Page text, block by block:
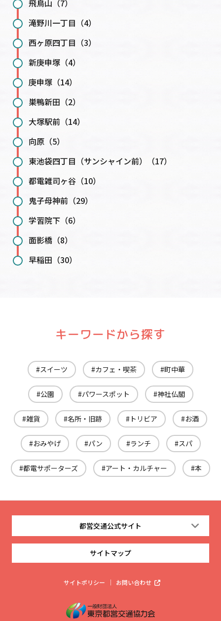
飛鳥山（7）
滝野川一丁目（4）
西ヶ原四丁目（3）
新庚申塚（4）
庚申塚（14）
巣鴨新田（2）
大塚駅前（14）
向原（5）
東池袋四丁目（サンシャイン前）（17）
都電雑司ヶ谷（10）
鬼子母神前（29）
学習院下（6）
面影橋（8）
早稲田（30）
キーワードから探す
スイーツ カフェ・喫茶 町中華
公園 パワースポット 神社仏閣
雑貨 名所・旧跡 トリビア お酒
おみやげ パン ランチ スパ
都電サポーターズ アート・カルチャー 本
都営交通公式サイト
サイトマップ
サイトポリシー お問い合わせ